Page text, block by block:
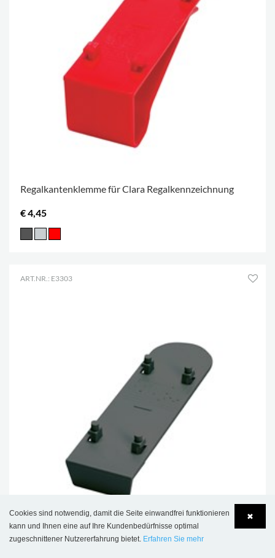
Regalkantenklemme für Clara Regalkennzeichnung
€ 4,45
ART.NR.: E3303
✖
Cookies sind notwendig, damit die Seite einwandfrei funktionieren
kann und Ihnen eine auf Ihre Kundenbedürfnisse optimal
zugeschnittener Nutzererfahrung bietet. Erfahren Sie mehr